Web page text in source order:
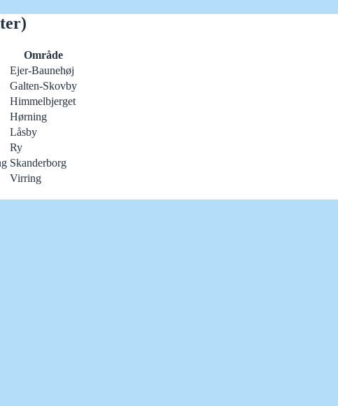
Område
Ejer-Baunehøj
Galten-Skovby
Himmelbjerget
Hørning
Låsby
Ry
Skanderborg
Virring